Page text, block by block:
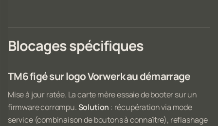
Blocages spécifiques
TM6 figé sur logo Vorwerk au démarrage
Mise à jour ratée. La carte mère essaie de booter sur un
firmware corrompu.Solution : récupération via mode
service (combinaison de boutons à connaître), reflashage